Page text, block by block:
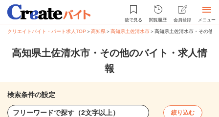
後で見る 閲覧履歴 会員登録 メニュー
クリエイトバイト・パート求人TOP ＞高知県＞高知県土佐清水市＞高知県土佐清水市・その他
高知県土佐清水市・その他のバイト・求人情
報
検索条件の設定
絞り込む